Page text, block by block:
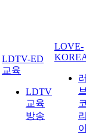
LDTV-ED
교육
LDTV
교육
방송
LOVE-